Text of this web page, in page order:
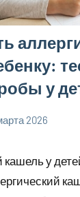
у
2026
кашель у